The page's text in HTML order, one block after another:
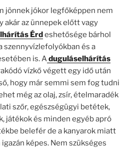
jönnek jókor legfőképpen nem
akár az ünnepek előtt vagy
Érdeshetősége bárhol
szennyvízlefolyókban és a
is. Aduguláselhárítás
vízkő végett egy idő után
hogy már semmi sem fog tudni
még az olaj, zsír, ételmaradék
szőr, egészségügyi betétek,
játékok és minden egyéb apró
belefér de a kanyarok miatt
képes. Nem szükséges